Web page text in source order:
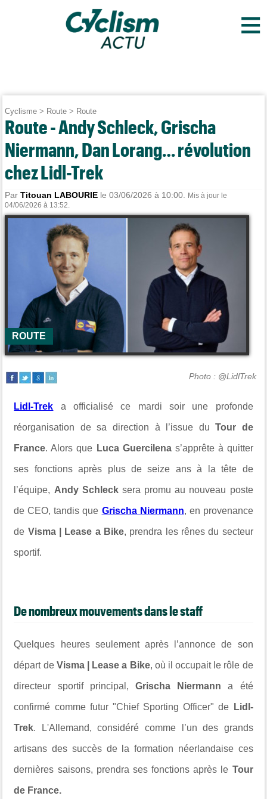
≡
Cyclisme > Route > Route
Route - Andy Schleck, Grischa
Niermann, Dan Lorang… révolution
chez Lidl-Trek
ParTitouan LABOURIE le 03/06/2026 à 10:00.
Mis à jour le
04/06/2026 à 13:52.
ROUTE
Photo : @LidlTrek
Lidl-Trek a officialisé ce mardi soir une profonde
réorganisation de sa direction à l’issue duTour de
France. Alors que Luca Guercilena s’apprête à quitter
ses fonctions après plus de seize ans à la tête de
l’équipe, Andy Schlecksera promu au nouveau poste
de CEO, tandis que Grischa Niermann, en provenance
de Visma | Lease a Bike, prendra les rênes du secteur
sportif.
De nombreux mouvements dans le staff
Quelques heures seulement après l’annonce de son
départ de Visma | Lease a Bike, où il occupait le rôle de
directeur sportif principal, Grischa Niermann a été
confirmé comme futur "Chief Sporting Officer" de Lidl-
Trek. L'Allemand, considéré comme l’un des grands
artisans des succès de la formation néerlandaise ces
dernières saisons, prendra ses fonctions après le Tour
de France.